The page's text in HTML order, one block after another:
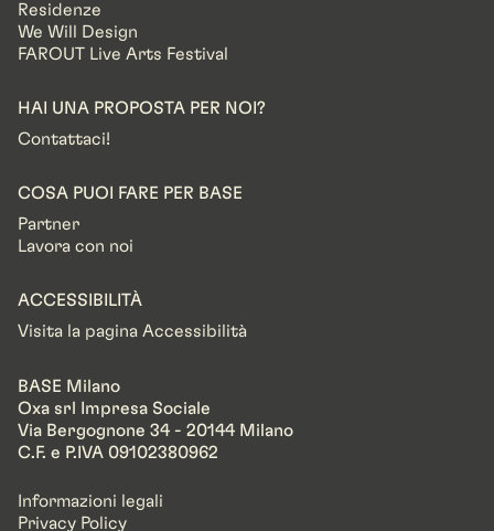
Residenze
We Will Design
FAROUT Live Arts Festival
HAI UNA PROPOSTA PER NOI?
Contattaci!
COSA PUOI FARE PER BASE
Partner
Lavora con noi
ACCESSIBILITÀ
Visita la pagina Accessibilità
BASE Milano
Oxa srl Impresa Sociale
Via Bergognone 34 - 20144 Milano
C.F. e P.IVA 09102380962
Informazioni legali
Privacy Policy